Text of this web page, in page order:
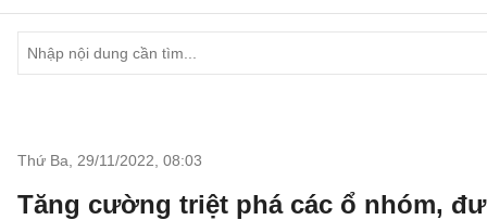
Thứ Ba, 29/11/2022 08:03
Tăng cường triệt phá các ổ nhóm,